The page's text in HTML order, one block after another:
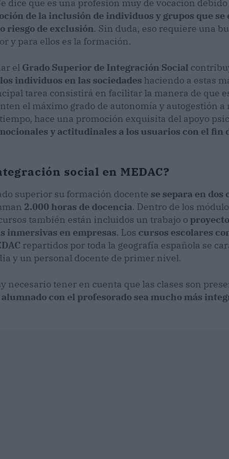
dice que es una profesión muy de vocación
de la inclusión de individuos y grupos que
riesgo de exclusión. Sin duda, eso requiere una
y para ellos es la formación.
el Grado Superior de Integración Social
individuos en las sociedades haciendo a estas
tarea consistirá en facilitar la manera de que
el máximo grado de autonomía y autogestión a
hace una promoción exquisita del apoyo
y actitudinales a los usuarios con el fin
social en MEDAC?
superior su formación docente se separa en dos
2.000 horas de docencia. Dentro de los
también están incluidos un trabajo o
inmersivas en empresas. Los cursos escolares
repartidos por toda la geografía española se
y un personal docente de primer nivel.
necesario tener en cuenta que las clases son
con el profesorado sea mucho más